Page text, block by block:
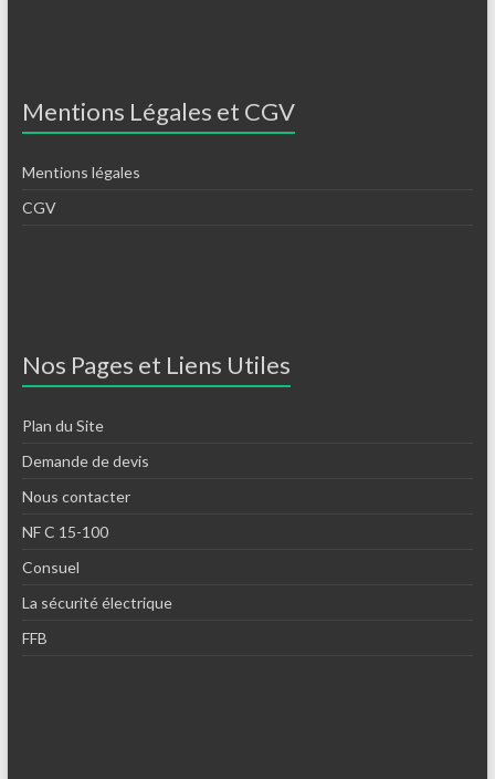
Mentions Légales et CGV
Mentions légales
CGV
Nos Pages et Liens Utiles
Plan du Site
Demande de devis
Nous contacter
NF C 15-100
Consuel
La sécurité électrique
FFB